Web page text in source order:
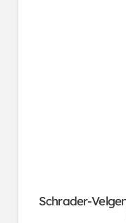
Schrader-